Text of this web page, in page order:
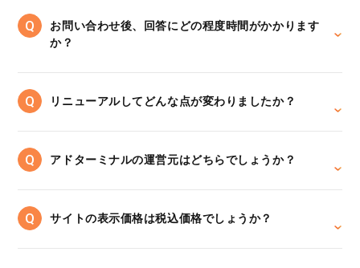
お問い合わせ後、回答にどの程度時間がかかります
か？
リニューアルしてどんな点が変わりましたか？
アドターミナルの運営元はどちらでしょうか？
サイトの表示価格は税込価格でしょうか？